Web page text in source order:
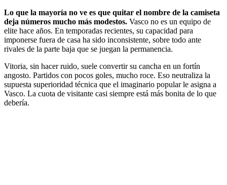
Lo que la mayoría no ve es que quitar el nombre de la camiseta
deja números mucho más modestos. Vasco no es un equipo de
elite hace años. En temporadas recientes, su capacidad para
imponerse fuera de casa ha sido inconsistente, sobre todo ante
rivales de la parte baja que se juegan la permanencia.
Vitoria, sin hacer ruido, suele convertir su cancha en un fortín
angosto. Partidos con pocos goles, mucho roce. Eso neutraliza la
supuesta superioridad técnica que el imaginario popular le asigna a
Vasco. La cuota de visitante casi siempre está más bonita de lo que
debería.